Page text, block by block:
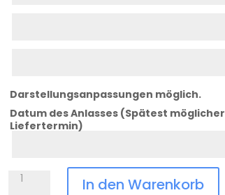
Darstellungsanpassungen möglich.
Datum des Anlasses (Spätest möglicher
Liefertermin)
Medaille
In den Warenkorb